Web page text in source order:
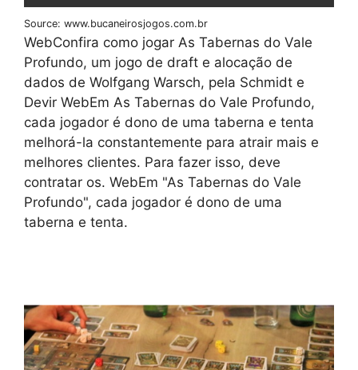
Source: www.bucaneirosjogos.com.br
WebConfira como jogar As Tabernas do Vale
Profundo, um jogo de draft e alocação de
dados de Wolfgang Warsch, pela Schmidt e
Devir WebEm As Tabernas do Vale Profundo,
cada jogador é dono de uma taberna e tenta
melhorá-la constantemente para atrair mais e
melhores clientes. Para fazer isso, deve
contratar os. WebEm "As Tabernas do Vale
Profundo", cada jogador é dono de uma
taberna e tenta.